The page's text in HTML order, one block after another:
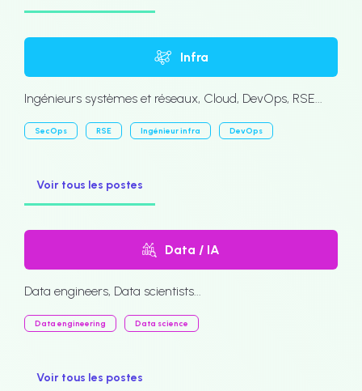
Infra
Ingénieurs systèmes et réseaux, Cloud, DevOps, RSE...
SecOps RSE Ingénieur infra DevOps
Voir tous les postes
Data / IA
Data engineers, Data scientists...
Data engineering Data science
Voir tous les postes